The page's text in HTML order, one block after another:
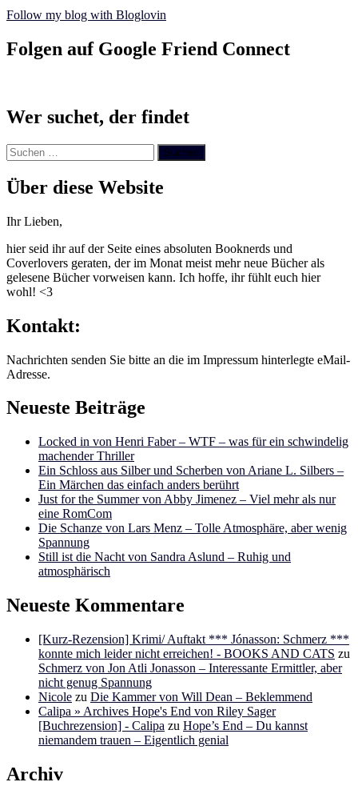
Follow my blog with Bloglovin
Folgen auf Google Friend Connect
Wer suchet, der findet
Suchen
nach:
Über diese Website
Ihr Lieben,
hier seid ihr auf der Seite eines absoluten Booknerds und
Coverlovers geraten, der im Monat meist mehr neue Bücher als
gelesene Bücher vorweisen kann. Ich hoffe, ihr fühlt euch hier
wohl! <3
Kontakt:
Nachrichten senden Sie bitte an die im Impressum hinterlegte eMail-
Adresse.
Neueste Beiträge
Locked in von Henri Faber – WTF – was für ein schwindelig
machender Thriller
Ein Schloss aus Silber und Scherben von Ariane L. Silbers –
Ein Märchen das einfach anders berührt
Just for the Summer von Abby Jimenez – Viel mehr als nur
eine RomCom
Die Schanze von Lars Menz – Tolle Atmosphäre, aber wenig
Spannung
Still ist die Nacht von Sandra Aslund – Ruhig und
atmosphärisch
Neueste Kommentare
[Kurz-Rezension] Krimi/ Auftakt *** Jónasson: Schmerz ***
konnte mich leider nicht erreichen! - BOOKS AND CATS zu
Schmerz von Jon Atli Jonasson – Interessante Ermittler, aber
nicht genug Spannung
Nicole zu Die Kammer von Will Dean – Beklemmend
Calipa » Archives Hope's End von Riley Sager
[Buchrezension] - Calipa zu Hope’s End – Du kannst
niemandem trauen – Eigentlich genial
Archiv